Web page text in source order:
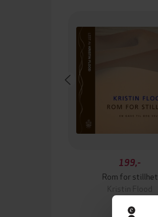
199,-
Rom for stillhet
Kristin Flood